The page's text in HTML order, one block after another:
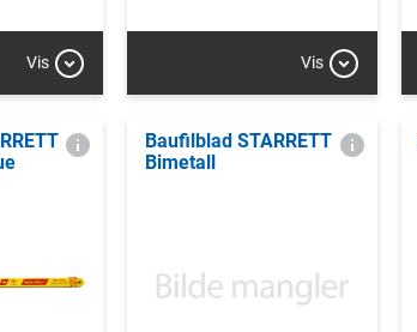
Vis Vis
Baufilblad STARRETT
Bimetall